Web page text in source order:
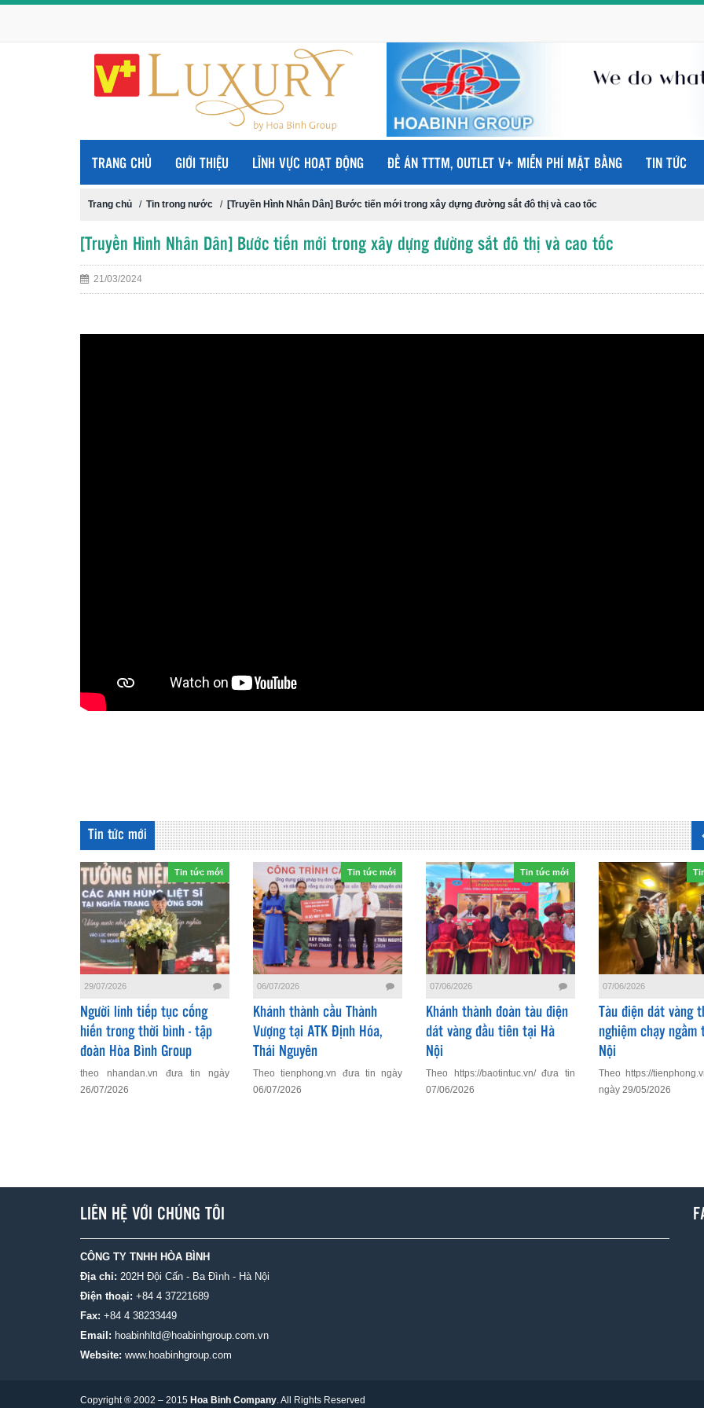
TRANG CHỦ GIỚI THIỆU LĨNH VỰC HOẠT ĐỘNG ĐỀ ÁN TTTM, OUTLET V+ MIỄN PHÍ MẶT BẰNG TIN TỨC
Trang chủ / Tin trong nước / [Truyền Hình Nhân Dân] Bước tiến mới trong xây dựng đường sắt đô thị và cao tốc
[Truyền Hình Nhân Dân] Bước tiến mới trong xây dựng đường sắt đô thị và cao tốc
21/03/2024
Tin tức mới
Tin tức mới
29/07/2026
Người lính tiếp tục cống
hiến trong thời bình - tập
đoàn Hòa Bình Group
theo nhandan.vn đưa tin ngày
26/07/2026
Tin tức mới
06/07/2026
Khánh thành cầu Thành
Vượng tại ATK Định Hóa,
Thái Nguyên
Theo tienphong.vn đưa tin ngày
06/07/2026
Tin tức mới
07/06/2026
Khánh thành đoàn tàu điện
dát vàng đầu tiên tại Hà
Nội
Theo https://baotintuc.vn/ đưa tin
07/06/2026
07/06/2026
Tàu điện dát vàng
nghiệm chạy ngầm
Nội
Theo https://
ngày 29/05/2026
LIÊN HỆ VỚI CHÚNG TÔI
CÔNG TY TNHH HÒA BÌNH
Địa chỉ: 202H Đội Cấn - Ba Đình - Hà Nội
Điện thoại: +84 4 37221689
Fax: +84 4 38233449
Email: hoabinhltd@hoabinhgroup.com.vn
Website: www.hoabinhgroup.com
Copyright ® 2002 – 2015 Hoa Binh Company. All Rights Reserved